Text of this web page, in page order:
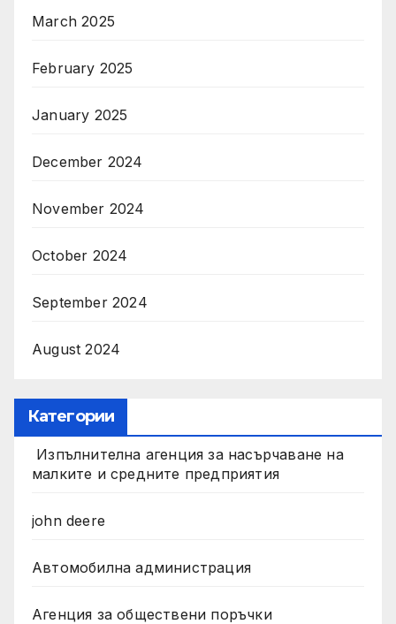
March 2025
February 2025
January 2025
December 2024
November 2024
October 2024
September 2024
August 2024
Категории
Изпълнителна агенция за насърчаване на
малките и средните предприятия
john deere
Автомобилна администрация
Агенция за обществени поръчки